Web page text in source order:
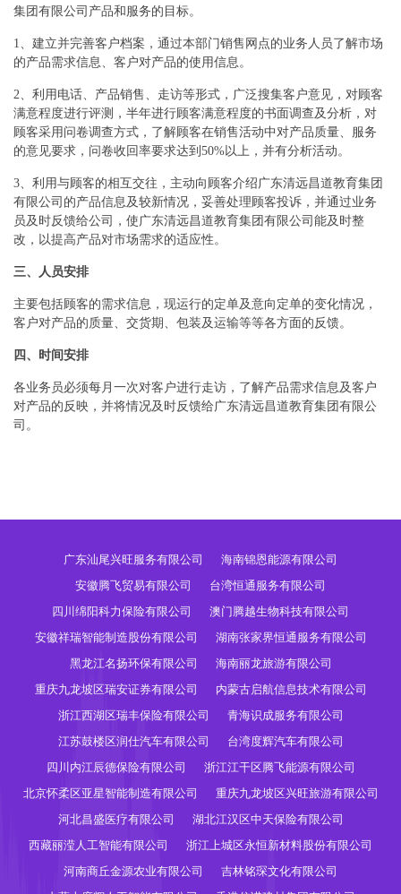
集团有限公司产品和服务的目标。
1、建立并完善客户档案，通过本部门销售网点的业务人员了解市场
的产品需求信息、客户对产品的使用信息。
2、利用电话、产品销售、走访等形式，广泛搜集客户意见，对顾客
满意程度进行评测，半年进行顾客满意程度的书面调查及分析，对
顾客采用问卷调查方式，了解顾客在销售活动中对产品质量、服务
的意见要求，问卷收回率要求达到50%以上，并有分析活动。
3、利用与顾客的相互交往，主动向顾客介绍广东清远昌道教育集团
有限公司的产品信息及较新情况，妥善处理顾客投诉，并通过业务
员及时反馈给公司，使广东清远昌道教育集团有限公司能及时整
改，以提高产品对市场需求的适应性。
三、人员安排
主要包括顾客的需求信息，现运行的定单及意向定单的变化情况，
客户对产品的质量、交货期、包装及运输等等各方面的反馈。
四、时间安排
各业务员必须每月一次对客户进行走访，了解产品需求信息及客户
对产品的反映，并将情况及时反馈给广东清远昌道教育集团有限公
司。
广东汕尾兴旺服务有限公司
海南锦恩能源有限公司
安徽腾飞贸易有限公司
台湾恒通服务有限公司
四川绵阳科力保险有限公司
澳门腾越生物科技有限公司
安徽祥瑞智能制造股份有限公司
湖南张家界恒通服务有限公司
黑龙江名扬环保有限公司
海南丽龙旅游有限公司
重庆九龙坡区瑞安证券有限公司
内蒙古启航信息技术有限公司
浙江西湖区瑞丰保险有限公司
青海识成服务有限公司
江苏鼓楼区润仕汽车有限公司
台湾度辉汽车有限公司
四川内江辰德保险有限公司
浙江江干区腾飞能源有限公司
北京怀柔区亚星智能制造有限公司
重庆九龙坡区兴旺旅游有限公司
河北昌盛医疗有限公司
湖北江汉区中天保险有限公司
西藏丽滢人工智能有限公司
浙江上城区永恒新材料股份有限公司
河南商丘金源农业有限公司
吉林铭琛文化有限公司